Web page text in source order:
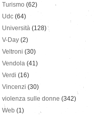
Turismo (62)
Udc (64)
Università (128)
V-Day (2)
Veltroni (30)
Vendola (41)
Verdi (16)
Vincenzi (30)
violenza sulle donne (342)
Web (1)